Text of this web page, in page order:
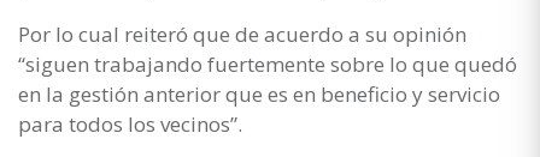
Por lo cual reiteró que de acuerdo a su opinión
“siguen trabajando fuertemente sobre lo que quedó
en la gestión anterior que es en beneficio y servicio
para todos los vecinos”.